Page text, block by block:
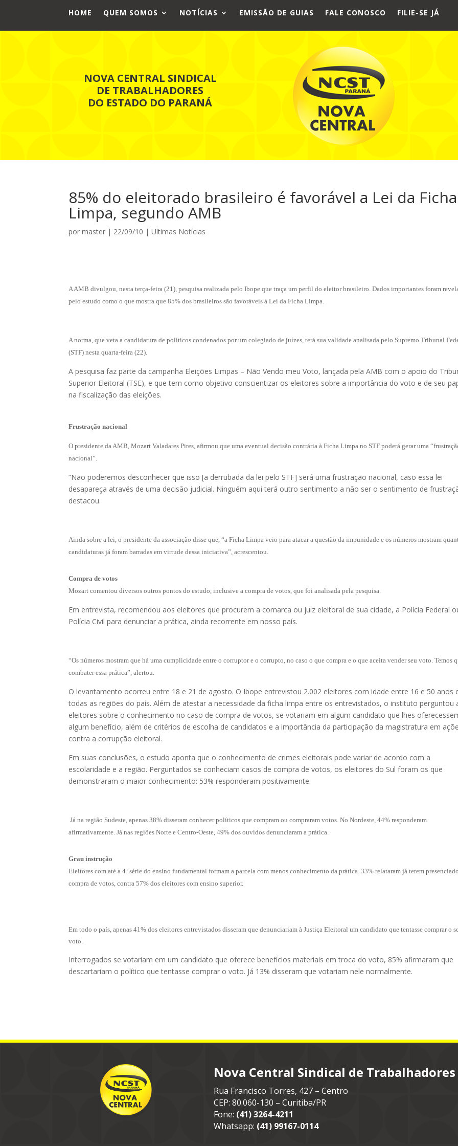
HOME QUEM SOMOS NOTÍCIAS EMISSÃO DE GUIAS FALE CONOSCO FILIE-SE JÁ
NOVA CENTRAL SINDICAL
DE TRABALHADORES
DO ESTADO DO PARANÁ
85% do eleitorado brasileiro é favorável a Lei da Ficha
Limpa, segundo AMB
pormaster | 22/09/10 |Ultimas Notícias
A AMB divulgou, nesta terça-feira (21), pesquisa realizada pelo Ibope que traça um perfil do eleitor brasileiro. Dados importantes foram
pelo estudo como o que mostra que 85% dos brasileiros são favoráveis à Lei da Ficha Limpa.
A norma, que veta a candidatura de políticos condenados por um colegiado de juízes, terá sua validade analisada pelo Supremo Tribunal
(STF) nesta quarta-feira (22).
A pesquisa faz parte da campanha Eleições Limpas – Não Vendo meu Voto, lançada pela AMB com o apoio do
Superior Eleitoral (TSE), e que tem como objetivo conscientizar os eleitores sobre a importância do voto e de seu
na fiscalização das eleições.
Frustração nacional
O presidente da AMB, Mozart Valadares Pires, afirmou que uma eventual decisão contrária à Ficha Limpa no STF poderá gerar uma
nacional”.
“Não poderemos desconhecer que isso [a derrubada da lei pelo STF] será uma frustração nacional, caso essa lei
desapareça através de uma decisão judicial. Ninguém aqui terá outro sentimento a não ser o sentimento de
destacou.
Ainda sobre a lei, o presidente da associação disse que, “a Ficha Limpa veio para atacar a questão da impunidade e os números mostram
candidaturas já foram barradas em virtude dessa iniciativa”, acrescentou.
Compra de votos
Mozart comentou diversos outros pontos do estudo, inclusive a compra de votos, que foi analisada pela pesquisa.
Em entrevista, recomendou aos eleitores que procurem a comarca ou juiz eleitoral de sua cidade, a Polícia Federal
Polícia Civil para denunciar a prática, ainda recorrente em nosso país.
“Os números mostram que há uma cumplicidade entre o corruptor e o corrupto, no caso o que compra e o que aceita vender seu voto. Temos
combater essa prática”, alertou.
O levantamento ocorreu entre 18 e 21 de agosto. O Ibope entrevistou 2.002 eleitores com idade entre 16 e 50 anos
todas as regiões do país. Além de atestar a necessidade da ficha limpa entre os entrevistados, o instituto perguntou
eleitores sobre o conhecimento no caso de compra de votos, se votariam em algum candidato que lhes
algum benefício, além de critérios de escolha de candidatos e a importância da participação da magistratura em
contra a corrupção eleitoral.
Em suas conclusões, o estudo aponta que o conhecimento de crimes eleitorais pode variar de acordo com a
escolaridade e a região. Perguntados se conheciam casos de compra de votos, os eleitores do Sul foram os que
demonstraram o maior conhecimento: 53% responderam positivamente.
Já na região Sudeste, apenas 38% disseram conhecer políticos que compram ou compraram votos. No Nordeste, 44% responderam
afirmativamente. Já nas regiões Norte e Centro-Oeste, 49% dos ouvidos denunciaram a prática.
Grau instrução
Eleitores com até a 4ª série do ensino fundamental formam a parcela com menos conhecimento da prática. 33% relataram já terem
compra de votos, contra 57% dos eleitores com ensino superior.
Em todo o país, apenas 41% dos eleitores entrevistados disseram que denunciariam à Justiça Eleitoral um candidato que tentasse comprar o
voto.
Interrogados se votariam em um candidato que oferece benefícios materiais em troca do voto, 85% afirmaram que
descartariam o político que tentasse comprar o voto. Já 13% disseram que votariam nele normalmente.
Nova Central Sindical de
Rua Francisco Torres, 427 – Centro
CEP: 80.060-130 – Curitiba/PR
Fone: (41) 3264-4211
Whatsapp: (41) 99167-0114